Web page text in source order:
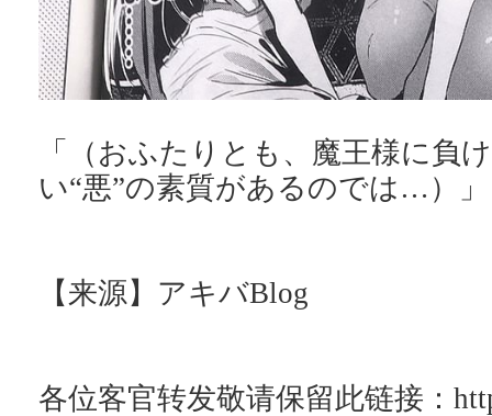
「（おふたりとも、魔王様に負
い“悪”の素質があるのでは…）」
【来源】アキバBlog
各位客官转发敬请保留此链接：